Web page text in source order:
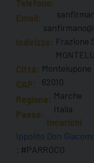
Telefono:
Email:
Indirizzo: Frazione
Città: Montelupone
CAP:
62010
Regione: Marche
Paese:
Italia
Incarichi
Ippolito Don
: #PARROCO